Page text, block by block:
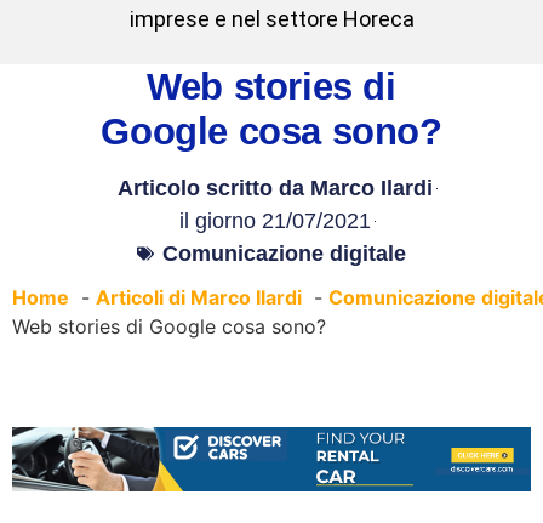
imprese e nel settore Horeca
Web stories di
Google cosa sono?
Articolo scritto da Marco Ilardi
il giorno 21/07/2021
Comunicazione digitale
Home
Articoli di Marco Ilardi
Comunicazione
Web stories di Google cosa sono?